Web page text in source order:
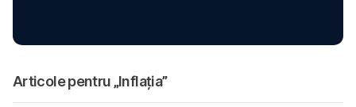
Articole pentru „Inflația”